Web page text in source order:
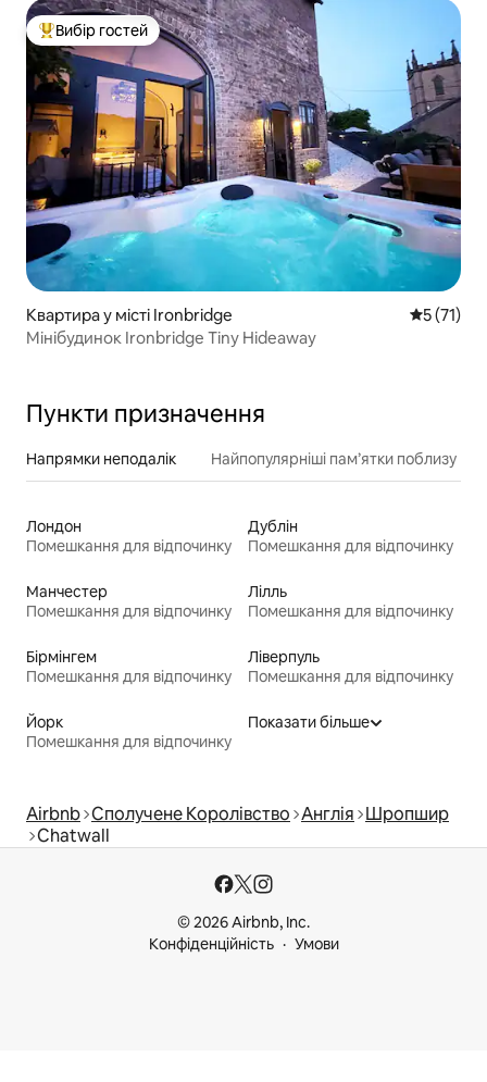
Топ вибір гостей
Вибір гостей
Квартира у місті Ironbridge Середня
5 (71)
Мінібудинок Ironbridge Tiny Hideaway
Пункти призначення
Напрямки неподалік Найпопулярніші пам’ятки поблизу
Лондон
Помешкання для відпочинку
Дублін
Помешкання для відпочинку
Манчестер
Помешкання для відпочинку
Лілль
Помешкання для відпочинку
Бірмінгем
Помешкання для відпочинку
Ліверпуль
Помешкання для відпочинку
Йорк
Помешкання для відпочинку
Показати більше
Airbnb Сполучене Королівство Англія Шропшир
Chatwall
© 2026 Airbnb, Inc.
Конфіденційність
Умови